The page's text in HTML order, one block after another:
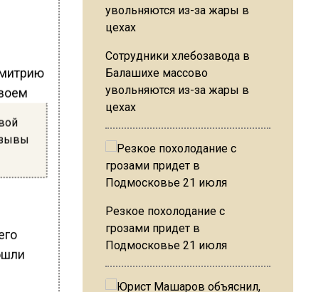
Сотрудники хлебозавода в
Балашихе массово
увольняются из-за жары в
цехах
Резкое похолодание с
грозами придет в
Подмосковье 21 июля